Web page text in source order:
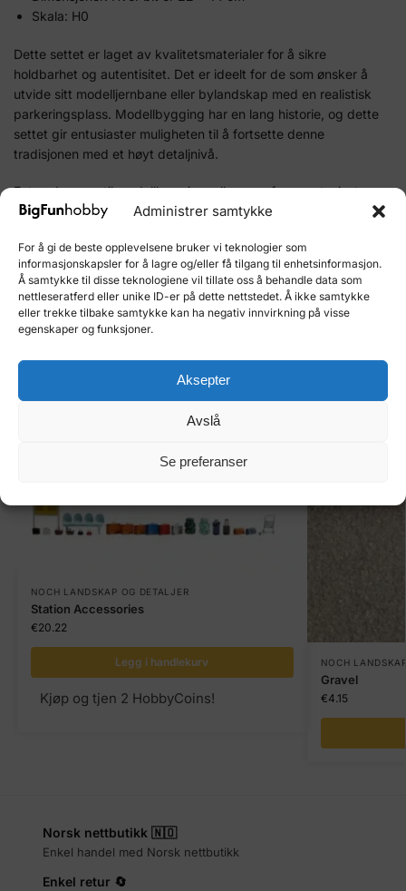
Administrer samtykke
For å gi de beste opplevelsene bruker vi teknologier som
informasjonskapsler for å lagre og/eller få tilgang til enhetsinformasjon.
Å samtykke til disse teknologiene vil tillate oss å behandle data som
nettleseratferd eller unike ID-er på dette nettstedet. Å ikke samtykke
eller trekke tilbake samtykke kan ha negativ innvirkning på visse
egenskaper og funksjoner.
Aksepter
Avslå
Se preferanser
Skala: H0
Dette settet er laget av kvalitetsmaterialer for å sikre
holdbarhet og autentisitet. Det er ideelt for de som ønsker å
utvide sitt modelljernbane eller bylandskap med en realistisk
parkeringsplass. Modellbygging har en lang historie, og dette
settet gir entusiaster muligheten til å fortsette denne
tradisjonen med et høyt detaljnivå.
Enten du er ny til modellbygging, eller en erfaren entusiast, er
dette settet en fantastisk tillegg til din samling. Så hvorfor
modelljernbane eller bylandskap til liv. Bestill nå!
Produktnummer: NO-60718
Kategori: NOCH Landskap og Detaljer
Relaterte produkter
NOCH LANDSKAP OG DETALJER
Station Accessories
€20.22
Legg i handlekurv
Kjøp og tjen 2 HobbyCoins!
NOCH
Gravel
€4.15
Norsk nettbutikk 🇳🇴
Enkel handel med Norsk nettbutikk
Enkel retur 🔄